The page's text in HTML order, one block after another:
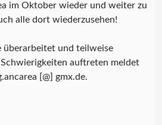
im Oktober wieder und weiter zu
alle dort wiederzusehen!
überarbeitet und teilweise
auftreten meldet
[@] gmx.de.